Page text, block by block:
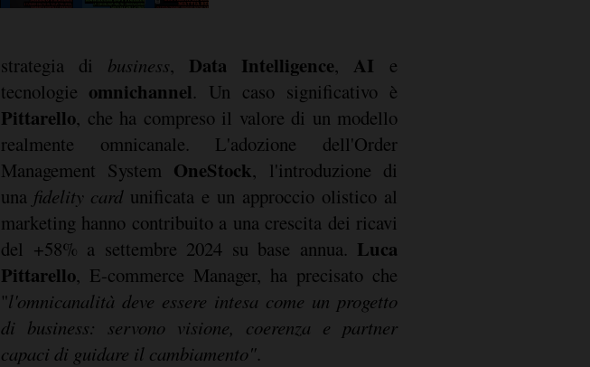
strategia di business, Data Intelligence, AI e
tecnologie omnichannel. Un caso significativo è
Pittarello, che ha compreso il valore di un modello
realmente omnicanale. L'adozione dell'Order
Management System OneStock, l'introduzione di
una fidelity cardunificata e un approccio olistico al
marketing hanno contribuito a una crescita dei ricavi
del +58% a settembre 2024 su base annua. Luca
Pittarello, E-commerce Manager, ha precisato che
"l'omnicanalità deve essere intesa come un progetto
di business: servono visione, coerenza e partner
capaci di guidare il cambiamento".